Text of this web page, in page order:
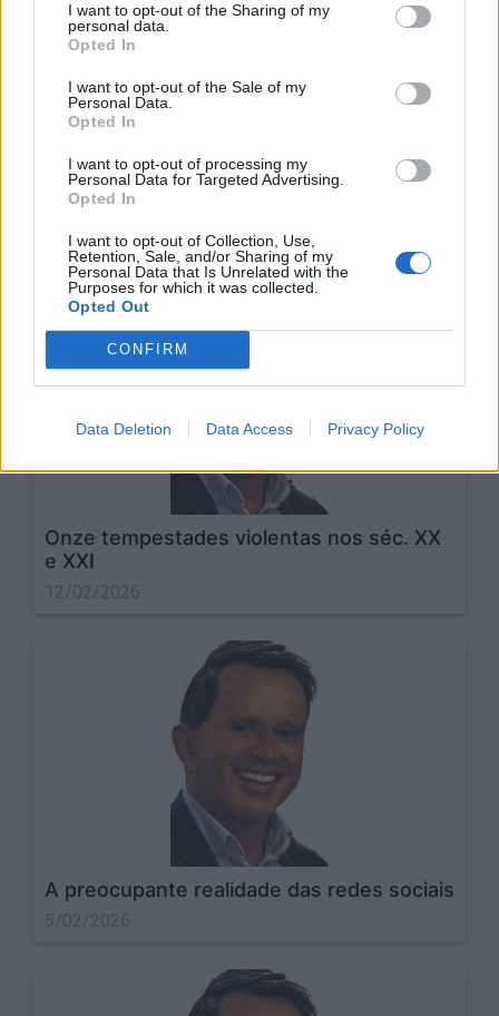
I want to opt-out of the Sharing of my
personal data.
Opted In
I want to opt-out of the Sale of my
Personal Data.
Opted In
I want to opt-out of processing my
Personal Data for Targeted Advertising.
Opted In
I want to opt-out of Collection, Use,
Retention, Sale, and/or Sharing of my
Personal Data that Is Unrelated with the
Purposes for which it was collected.
Opted Out
CONFIRM
Data Deletion Data Access Privacy Policy
SNS: ‘O Bombo da Festa’ que salva vidas
26/02/2026
Onze tempestades violentas nos séc. XX
e XXI
A preocupante realidade das redes sociais